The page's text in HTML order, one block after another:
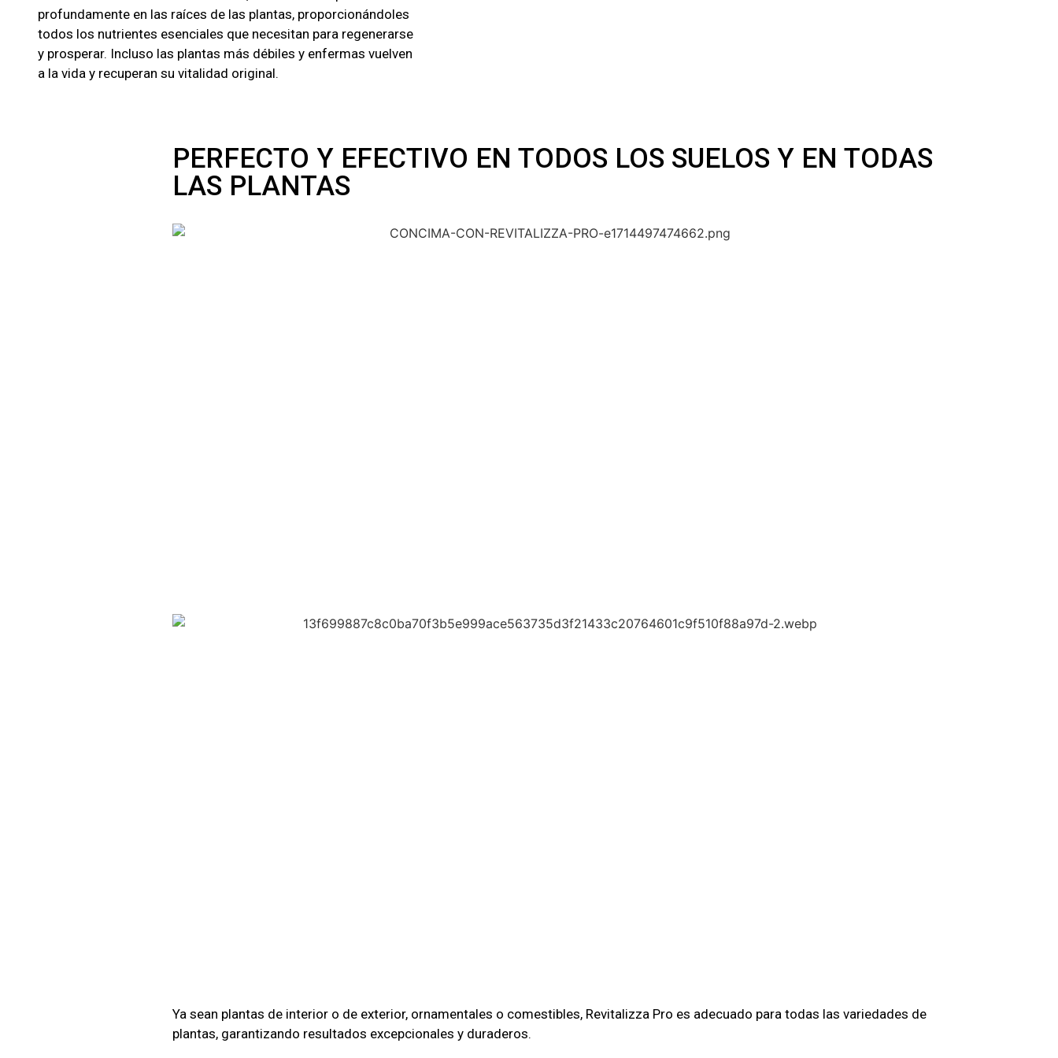
profundamente en las raíces de las plantas, proporcionándoles
todos los nutrientes esenciales que necesitan para regenerarse
y prosperar. Incluso las plantas más débiles y enfermas vuelven
a la vida y recuperan su vitalidad original.
PERFECTO Y EFECTIVO EN TODOS LOS SUELOS Y EN TODAS
LAS PLANTAS
Ya sean plantas de interior o de exterior, ornamentales o comestibles, Revitalizza Pro es adecuado para todas las variedades de
plantas, garantizando resultados excepcionales y duraderos.